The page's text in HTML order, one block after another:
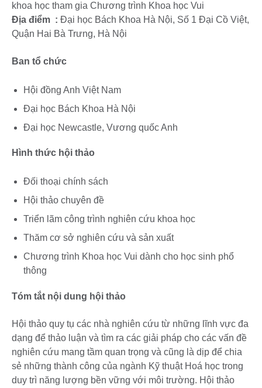
khoa học tham gia Chương trình Khoa học Vui
Địa điểm : Đại học Bách Khoa Hà Nội, Số 1 Đại Cồ Việt,
Quận Hai Bà Trưng, Hà Nội
Ban tổ chức
Hội đồng Anh Việt Nam
Đại học Bách Khoa Hà Nội
Đại học Newcastle, Vương quốc Anh
Hình thức hội thảo
Đối thoại chính sách
Hội thảo chuyên đề
Triển lãm công trình nghiên cứu khoa học
Thăm cơ sở nghiên cứu và sản xuất
Chương trình Khoa học Vui dành cho học sinh phổ
thông
Tóm tắt nội dung hội thảo
Hội thảo quy tụ các nhà nghiên cứu từ những lĩnh vực đa
dạng để thảo luận và tìm ra các giải pháp cho các vấn đề
nghiên cứu mang tầm quan trọng và cũng là dịp để chia
sẻ những thành công của ngành Kỹ thuật Hoá học trong
duy trì năng lượng bền vững với môi trường. Hội thảo